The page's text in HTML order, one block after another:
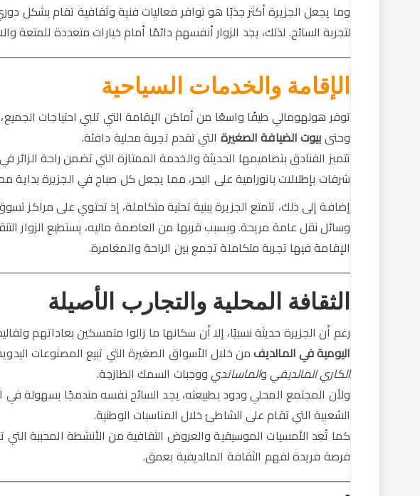
وما يجعل الجزيرة أكثر جذبًا هو توافر فعاليات فنية وثقافية تقام بشكل
لتجربة السائح. لذلك، يجد الزوار أنفسهم دائمًا أمام خيارات متعددة للمتعة
الإقامة والخدمات السياحية
توفر هولهومالي طيفًا واسعًا من أماكن الإقامة التي تلبي احتياجات
وحتىبيوت الضيافة الصغيرة التي تقدم تجربة محلية دافئة.
تتميز الفنادق بتصاميمها الحديثة والخدمة الممتازة التي تضمن راحة
شرفات بإطلالات بانورامية على البحر، مما يجعل كل صباح في الجزيرة بداية
إضافة إلى ذلك، تتمتع الجزيرة ببنية تحتية متكاملة، إذ تحتوي على مراكز
وسائل نقل عامة مريحة. وبسبب قربها من العاصمة ماليه، يستطيع الزوار
الإقامة فيها تجربة متكاملة تجمع بين الراحة والمغامرة.
الثقافة المحلية والتجارب الأصيلة
رغم أن الجزيرة حديثة نسبيًا، إلا أن سكانها ما زالوا متمسكين بعاداتهم
اليومية في المالديفمن خلال الأسواق الصغيرة التي تبيع المصنوعات
الكاري المالديفيوالماسانديووجبات السمك الطازجة.
ولأن المجتمع المحلي ودود بطبيعته، يجد السائح نفسه مندمجًا بسهولة في
الشعبية التي تقام على الشاطئ خلال المناسبات الوطنية.
كما تُعد الأمسيات الموسيقية والعروض الثقافية من الأنشطة المحببة
فرصة فريدة لفهم الثقافة المالديفية بعمق.